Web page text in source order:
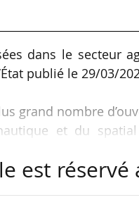
dans le secteur
publié le 29/03/
grand nombre
et du
est